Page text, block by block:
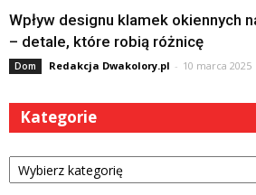
Wpływ designu klamek okiennych
– detale, które robią różnicę
Dom Redakcja Dwakolory.pl - 10 marca 2025
Kategorie
Kategorie